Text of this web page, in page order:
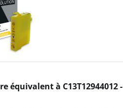
équivalent à C13T12944012 -